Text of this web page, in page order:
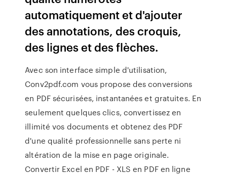
automatiquement et d'ajouter
des annotations, des croquis,
des lignes et des flèches.
Avec son interface simple d'utilisation,
Conv2pdf.com vous propose des conversions
en PDF sécurisées, instantanées et gratuites. En
seulement quelques clics, convertissez en
illimité vos documents et obtenez des PDF
d'une qualité professionnelle sans perte ni
altération de la mise en page originale.
Convertir Excel en PDF - XLS en PDF en ligne